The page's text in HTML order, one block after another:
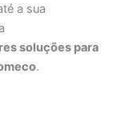
a sua
soluções para
.